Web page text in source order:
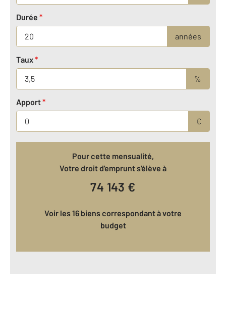
Durée *
années
Taux*
%
Apport*
€
Pour cette mensualité,
Votre droit d'emprunt s'élève à
74 143 €
Voir les 16 biens correspondant à votre
budget